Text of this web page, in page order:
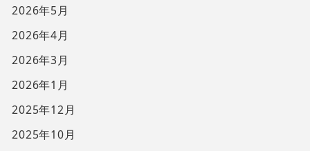
2026年5月
2026年4月
2026年3月
2026年1月
2025年12月
2025年10月